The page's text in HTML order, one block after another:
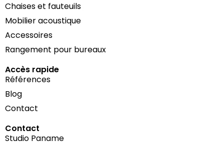
Chaises et fauteuils
Mobilier acoustique
Accessoires
Rangement pour bureaux
Accès rapide
Références
Blog
Contact
Contact
Studio Paname